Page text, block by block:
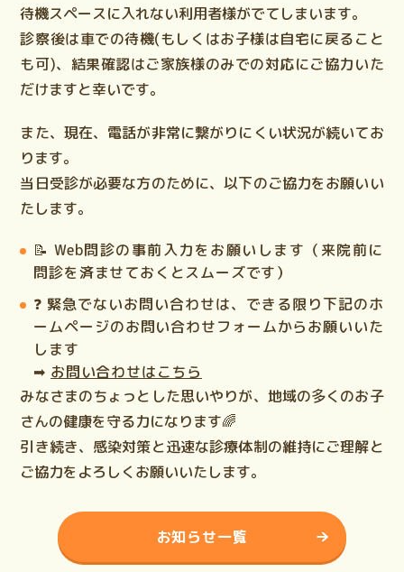
待機スペースに入れない利用者様がでてしまいます。
診察後は車での待機(もしくはお子様は自宅に戻ること
も可)、結果確認はご家族様のみでの対応にご協力いた
だけますと幸いです。
また、現在、電話が非常に繋がりにくい状況が続いてお
ります。
当日受診が必要な方のために、以下のご協力をお願いい
たします。
📝Web問診の事前入力をお願いします（来院前に
問診を済ませておくとスムーズです）
❓ 緊急でないお問い合わせは、できる限り下記のホ
ームページのお問い合わせフォームからお願いいた
します
➡ お問い合わせはこちら
みなさまのちょっとした思いやりが、地域の多くのお子
さんの健康を守る力になります🌈
引き続き、 感染対策と迅速な診療体制の維持にご理解と
ご協力をよろしくお願いいたします。
お知らせ一覧